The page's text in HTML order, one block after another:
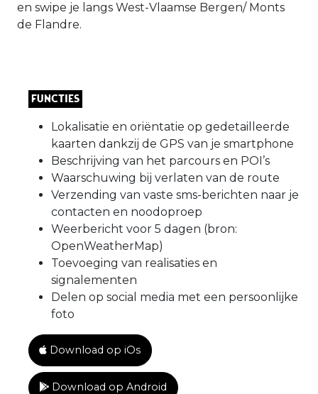
en swipe je langs West-Vlaamse Bergen/ Monts
de Flandre.
Functies
Lokalisatie en oriëntatie op gedetailleerde
kaarten dankzij de GPS van je smartphone
Beschrijving van het parcours en POI’s
Waarschuwing bij verlaten van de route
Verzending van vaste sms-berichten naar je
contacten en noodoproep
Weerbericht voor 5 dagen (bron:
OpenWeatherMap)
Toevoeging van realisaties en
signalementen
Delen op social media met een persoonlijke
foto
Download op iOs
Download op Android